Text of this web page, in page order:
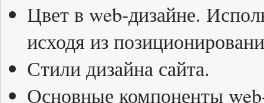
Цвет в web-дизайне.
исходя из
Стили дизайна сайта.
Основные компоненты